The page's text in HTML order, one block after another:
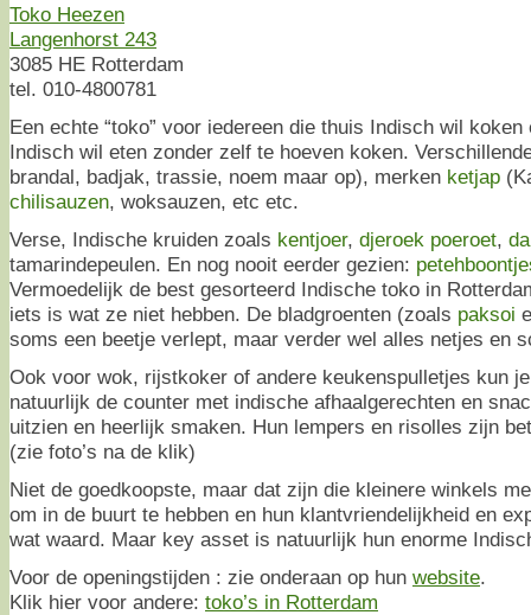
Toko Heezen
Langenhorst 243
3085 HE Rotterdam
tel. 010-4800781
Een echte “toko” voor iedereen die thuis Indisch wil
Indisch wil eten zonder zelf te hoeven koken.
brandal, badjak, trassie, noem maar op), merken ketjap
chilisauzen, woksauzen, etc etc.
Verse, Indische kruiden zoals kentjoer, djeroek poeroet,
tamarindepeulen. En nog nooit eerder gezien:
Vermoedelijk de best gesorteerd Indische toko in
iets is wat ze niet hebben. De bladgroenten (zoals paksoi
soms een beetje verlept, maar verder wel alles netjes en
Ook voor wok, rijstkoker of andere keukenspulletjes kun
natuurlijk de counter met indische afhaalgerechten en
uitzien en heerlijk smaken. Hun lempers en risolles zijn
(zie foto’s na de klik)
Niet de goedkoopste, maar dat zijn die kleinere winkels
om in de buurt te hebben en hun klantvriendelijkheid en
wat waard. Maar key asset is natuurlijk hun enorme
Voor de openingstijden : zie onderaan op hun website.
Klik hier voor andere: toko’s in Rotterdam